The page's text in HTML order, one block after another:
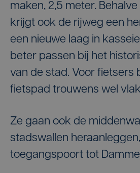
maken, 2,5 meter.
krijgt ook de rijweg een
een nieuwe laag in
beter passen bij het
van de stad. Voor fietsers
fietspad trouwens wel
Ze gaan ook de
stadswallen
toegangspoort tot